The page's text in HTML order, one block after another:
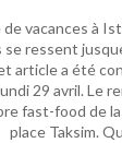
vacances à
ressent
article a été
29 avril. Le
fast-food de
place Taksim.